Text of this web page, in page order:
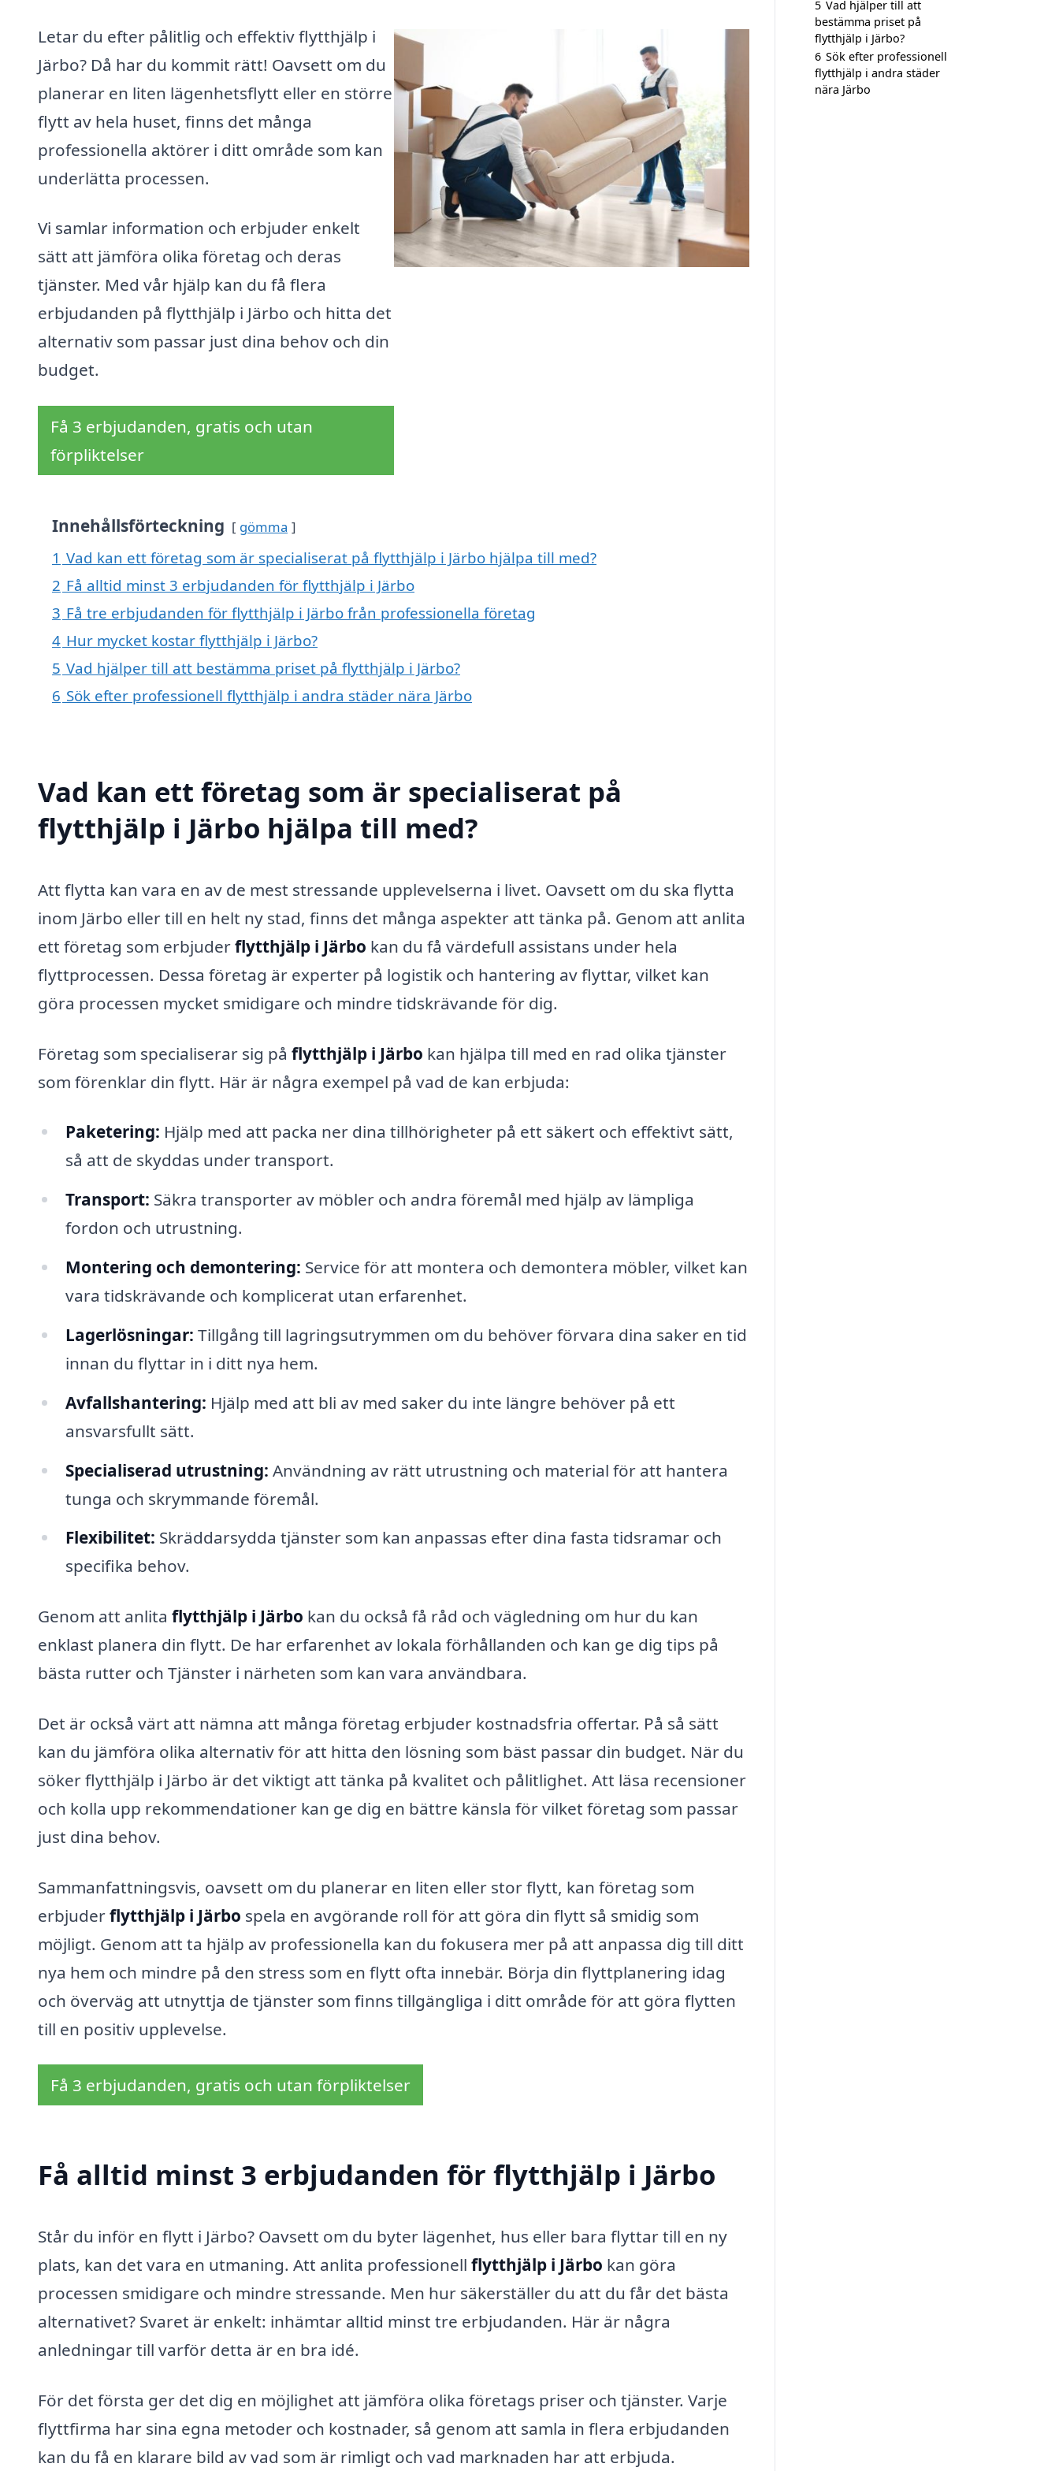
Letar du efter pålitlig och effektiv flytthjälp i
Järbo? Då har du kommit rätt! Oavsett om du
planerar en liten lägenhetsflytt eller en större
flytt av hela huset, finns det många
professionella aktörer i ditt område som kan
underlätta processen.
Vi samlar information och erbjuder enkelt
sätt att jämföra olika företag och deras
tjänster. Med vår hjälp kan du få flera
erbjudanden på flytthjälp i Järbo och hitta det
alternativ som passar just dina behov och din
budget.
Få 3 erbjudanden, gratis och utan
förpliktelser
Innehållsförteckning gömma
1 Vad kan ett företag som är specialiserat på flytthjälp i Järbo hjälpa till med?
2 Få alltid minst 3 erbjudanden för flytthjälp i Järbo
3 Få tre erbjudanden för flytthjälp i Järbo från professionella företag
4 Hur mycket kostar flytthjälp i Järbo?
5 Vad hjälper till att bestämma priset på flytthjälp i Järbo?
6 Sök efter professionell flytthjälp i andra städer nära Järbo
Vad kan ett företag som är specialiserat på
flytthjälp i Järbo hjälpa till med?
Att flytta kan vara en av de mest stressande upplevelserna i livet. Oavsett om du ska flytta
inom Järbo eller till en helt ny stad, finns det många aspekter att tänka på. Genom att anlita
ett företag som erbjuderflytthjälp i Järbo kan du få värdefull assistans under hela
flyttprocessen. Dessa företag är experter på logistik och hantering av flyttar, vilket kan
göra processen mycket smidigare och mindre tidskrävande för dig.
Företag som specialiserar sig på flytthjälp i Järbo kan hjälpa till med en rad olika tjänster
som förenklar din flytt. Här är några exempel på vad de kan erbjuda:
Paketering: Hjälp med att packa ner dina tillhörigheter på ett säkert och effektivt sätt,
så att de skyddas under transport.
Transport: Säkra transporter av möbler och andra föremål med hjälp av lämpliga
fordon och utrustning.
Montering och demontering: Service för att montera och demontera möbler, vilket kan
vara tidskrävande och komplicerat utan erfarenhet.
Lagerlösningar: Tillgång till lagringsutrymmen om du behöver förvara dina saker en tid
innan du flyttar in i ditt nya hem.
Avfallshantering: Hjälp med att bli av med saker du inte längre behöver på ett
ansvarsfullt sätt.
Specialiserad utrustning: Användning av rätt utrustning och material för att hantera
tunga och skrymmande föremål.
Flexibilitet: Skräddarsydda tjänster som kan anpassas efter dina fasta tidsramar och
specifika behov.
Genom att anlita flytthjälp i Järbo kan du också få råd och vägledning om hur du kan
enklast planera din flytt. De har erfarenhet av lokala förhållanden och kan ge dig tips på
bästa rutter och Tjänster i närheten som kan vara användbara.
Det är också värt att nämna att många företag erbjuder kostnadsfria offertar. På så sätt
kan du jämföra olika alternativ för att hitta den lösning som bäst passar din budget. När du
söker flytthjälp i Järbo är det viktigt att tänka på kvalitet och pålitlighet. Att läsa recensioner
och kolla upp rekommendationer kan ge dig en bättre känsla för vilket företag som passar
just dina behov.
Sammanfattningsvis, oavsett om du planerar en liten eller stor flytt, kan företag som
erbjuderflytthjälp i Järbo spela en avgörande roll för att göra din flytt så smidig som
möjligt. Genom att ta hjälp av professionella kan du fokusera mer på att anpassa dig till ditt
nya hem och mindre på den stress som en flytt ofta innebär. Börja din flyttplanering idag
och överväg att utnyttja de tjänster som finns tillgängliga i ditt område för att göra flytten
till en positiv upplevelse.
Få 3 erbjudanden, gratis och utan förpliktelser
Få alltid minst 3 erbjudanden för flytthjälp i Järbo
Står du inför en flytt i Järbo? Oavsett om du byter lägenhet, hus eller bara flyttar till en ny
plats, kan det vara en utmaning. Att anlita professionell flytthjälp i Järbo kan göra
processen smidigare och mindre stressande. Men hur säkerställer du att du får det bästa
alternativet? Svaret är enkelt: inhämtar alltid minst tre erbjudanden. Här är några
anledningar till varför detta är en bra idé.
För det första ger det dig en möjlighet att jämföra olika företags priser och tjänster. Varje
flyttfirma har sina egna metoder och kostnader, så genom att samla in flera erbjudanden
kan du få en klarare bild av vad som är rimligt och vad marknaden har att erbjuda.
5 Vad hjälper till att
bestämma priset på
flytthjälp i Järbo?
6 Sök efter professionell
flytthjälp i andra städer
nära Järbo